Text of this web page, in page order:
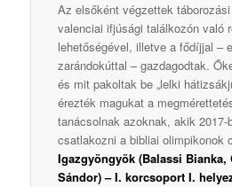
Az elsőként végzettek
valenciai ifjúsági találkozón való
lehetőségével, illetve a fődíjjal –
zarándokúttal – gazdagodtak.
és mit pakoltak be „lelki
érezték magukat a
tanácsolnak azoknak, akik 2017-
csatlakozni a bibliai olimpikonok
Igazgyöngyök (Balassi Bianka,
Sándor) – I. korcsoport I.